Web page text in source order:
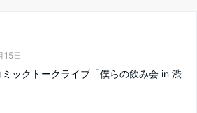
15日
ミックトークライブ「僕らの飲み会 in 渋